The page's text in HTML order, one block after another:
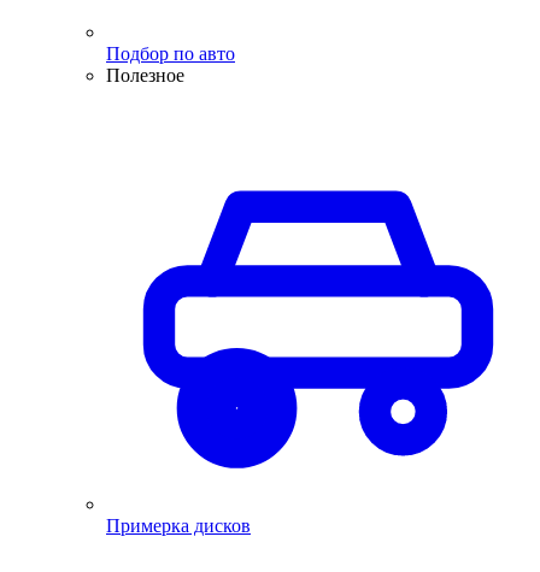
Подбор по авто
Полезное
Примерка дисков